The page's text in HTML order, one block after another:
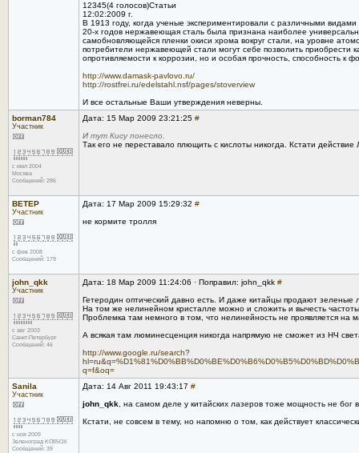
12345(4 голосов)Статьи
12:02:2009 г.
В 1913 году, когда ученые экспериментировали с различными
20-х годов нержавеющая сталь была признана наиболее
самобновляющейся пленки окиси хрома вокруг стали, на уровне
потребители нержавеющей стали могут себе позволить
опротивляемости к коррозии, но и особая прочность, способность
http://www.damask-pavlovo.ru/
http://rostfrei.ru/edelstahl.nsf/pages/stoverview
И все остальные Ваши утверждения неверны.
borman784
Участник
с июл 2004
Москва
Сообщений: 286
Дата: 15 Мар 2009 23:21:25 #
И тут Кису понесло.
Так его не переставало плющить с кислоты никогда. Кстати
ВЕТЕР
Участник
с фев 2008
Сообщений: 179
Дата: 17 Мар 2009 15:29:32 #
не кормите тролля
john_qkk
Участник
с авг 2003
Санкт-Петербург
Сообщений: 46
Дата: 18 Мар 2009 11:24:06 · Поправил: john_qkk #
Гетеродин оптический давно есть. И даже китайцы продают
На том же нелинейном кристалле можно и сложить и вычесть
Проблемка там немного в том, что нелинейность не проявляется на
А всякая там люминесценция никогда напрямую не сможет из НЧ
http://www.google.ru/search?
q=f&oq=
Sanila
Участник
с ноя 2009
Зеленоград KO85OX
Сообщений: 39
Дата: 14 Авг 2011 19:43:17 #
john_qkk , на самом деле у китайских лазеров тоже мощность не
Кстати, не совсем в тему, но напомню о том, как действует